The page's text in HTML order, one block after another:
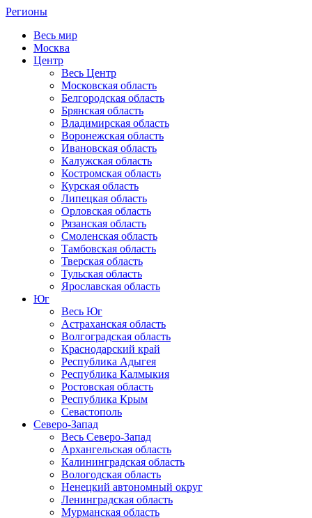
Регионы
Весь мир
Москва
Центр
Весь Центр
Московская область
Белгородская область
Брянская область
Владимирская область
Воронежская область
Ивановская область
Калужская область
Костромская область
Курская область
Липецкая область
Орловская область
Рязанская область
Смоленская область
Тамбовская область
Тверская область
Тульская область
Ярославская область
Юг
Весь Юг
Астраханская область
Волгоградская область
Краснодарский край
Республика Адыгея
Республика Калмыкия
Ростовская область
Республика Крым
Севастополь
Северо-Запад
Весь Северо-Запад
Архангельская область
Калининградская область
Вологодская область
Ненецкий автономный округ
Ленинградская область
Мурманская область